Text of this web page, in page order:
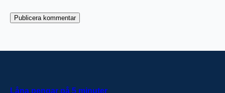
Låna pengar på 5 minuter